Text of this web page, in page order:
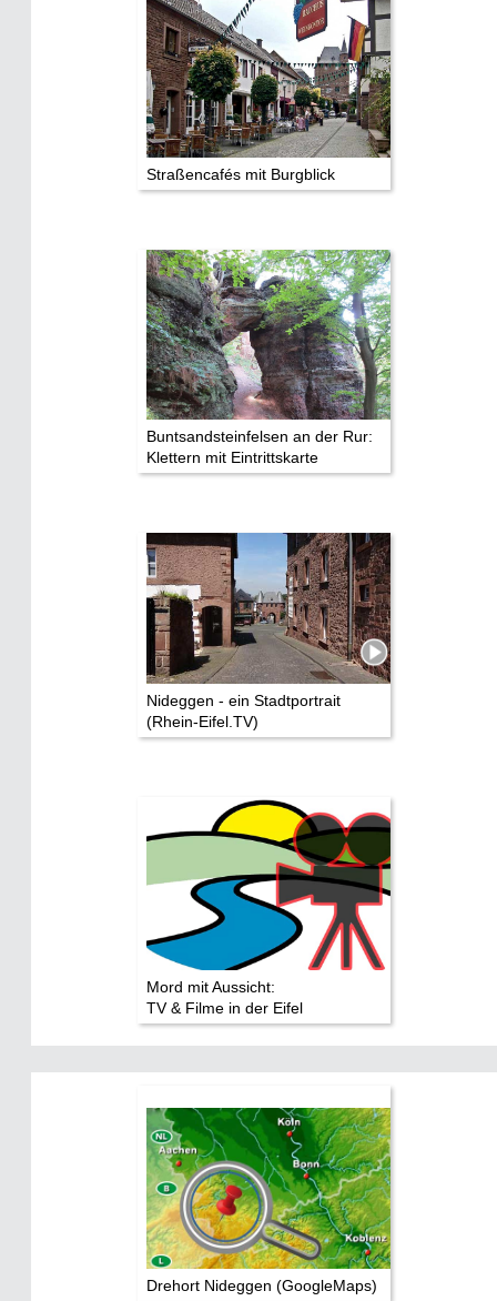
Straßencafés mit Burgblick
Buntsandsteinfelsen an der Rur:
Klettern mit Eintrittskarte
Nideggen - ein Stadtportrait
(Rhein-Eifel.TV)
Mord mit Aussicht:
TV & Filme in der Eifel
Drehort Nideggen (GoogleMaps)